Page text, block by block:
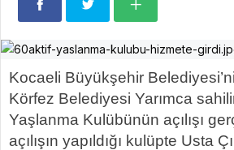
Kocaeli Büyükşehir
Körfez Belediyesi Yarımca
Yaşlanma Kulübünün açılışı
açılışın yapıldığı kulüpte Usta